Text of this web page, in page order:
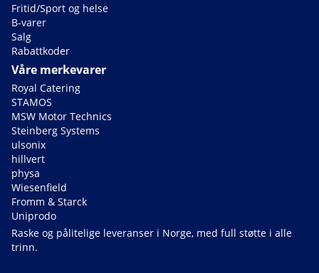
Fritid/Sport og helse
B-varer
Salg
Rabattkoder
Våre merkevarer
Royal Catering
STAMOS
MSW Motor Technics
Steinberg Systems
ulsonix
hillvert
physa
Wiesenfield
Fromm & Starck
Uniprodo
Raske og pålitelige leveranser i Norge, med full støtte i alle
trinn.